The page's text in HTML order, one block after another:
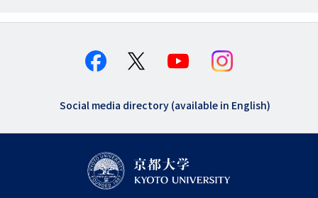
Social media directory (available in English)